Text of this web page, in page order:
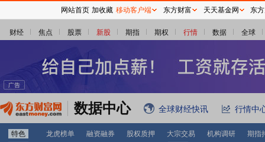
财经 焦点 股票 新股 期指 期权 行情 数据 全球
数据中心 全球财经快讯 行情中
特色 龙虎榜单 融资融券 股权质押 大宗交易 机构调研
期指
网站首页 加收藏 移动客户端 东方财富 天天基金网 东